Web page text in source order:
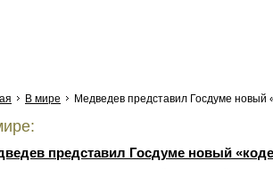
В мире Медведев представил Госдуме новый
представил Госдуме новый